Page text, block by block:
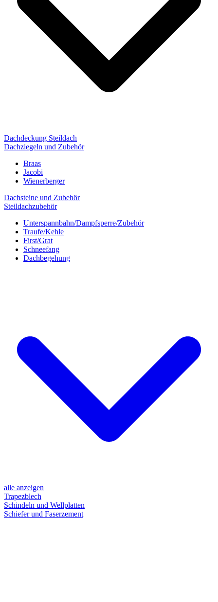
Dachdeckung Steildach
Dachziegeln und Zubehör
Braas
Jacobi
Wienerberger
Dachsteine und Zubehör
Steildachzubehör
Unterspannbahn/Dampfsperre/Zubehör
Traufe/Kehle
First/Grat
Schneefang
Dachbegehung
alle anzeigen
Trapezblech
Schindeln und Wellplatten
Schiefer und Faserzement